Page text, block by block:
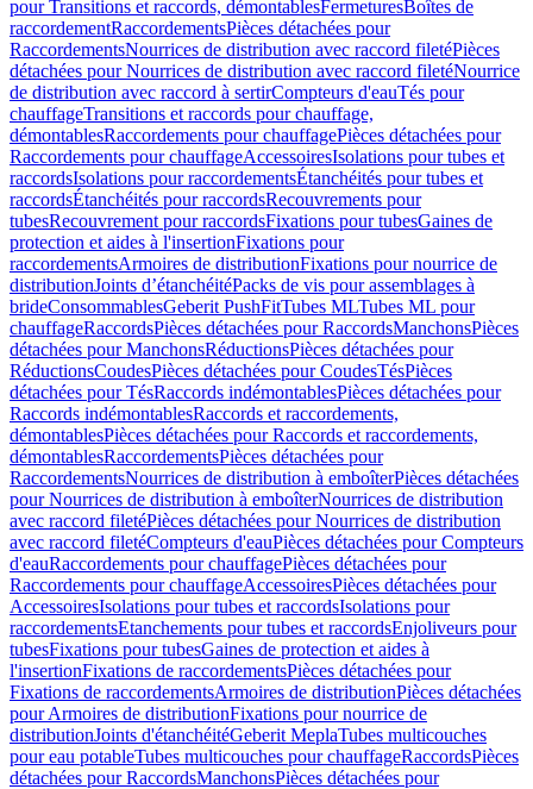
pour Transitions et raccords, démontablesFermeturesBoîtes de
raccordementRaccordementsPièces détachées pour
RaccordementsNourrices de distribution avec raccord filetéPièces
détachées pour Nourrices de distribution avec raccord filetéNourrice
de distribution avec raccord à sertirCompteurs d'eauTés pour
chauffageTransitions et raccords pour chauffage,
démontablesRaccordements pour chauffagePièces détachées pour
Raccordements pour chauffageAccessoiresIsolations pour tubes et
raccordsIsolations pour raccordementsÉtanchéités pour tubes et
raccordsÉtanchéités pour raccordsRecouvrements pour
tubesRecouvrement pour raccordsFixations pour tubesGaines de
protection et aides à l'insertionFixations pour
raccordementsArmoires de distributionFixations pour nourrice de
distributionJoints d’étanchéitéPacks de vis pour assemblages à
brideConsommablesGeberit PushFitTubes MLTubes ML pour
chauffageRaccordsPièces détachées pour RaccordsManchonsPièces
détachées pour ManchonsRéductionsPièces détachées pour
RéductionsCoudesPièces détachées pour CoudesTésPièces
détachées pour TésRaccords indémontablesPièces détachées pour
Raccords indémontablesRaccords et raccordements,
démontablesPièces détachées pour Raccords et raccordements,
démontablesRaccordementsPièces détachées pour
RaccordementsNourrices de distribution à emboîterPièces détachées
pour Nourrices de distribution à emboîterNourrices de distribution
avec raccord filetéPièces détachées pour Nourrices de distribution
avec raccord filetéCompteurs d'eauPièces détachées pour Compteurs
d'eauRaccordements pour chauffagePièces détachées pour
Raccordements pour chauffageAccessoiresPièces détachées pour
AccessoiresIsolations pour tubes et raccordsIsolations pour
raccordementsEtanchements pour tubes et raccordsEnjoliveurs pour
tubesFixations pour tubesGaines de protection et aides à
l'insertionFixations de raccordementsPièces détachées pour
Fixations de raccordementsArmoires de distributionPièces détachées
pour Armoires de distributionFixations pour nourrice de
distributionJoints d'étanchéitéGeberit MeplaTubes multicouches
pour eau potableTubes multicouches pour chauffageRaccordsPièces
détachées pour RaccordsManchonsPièces détachées pour